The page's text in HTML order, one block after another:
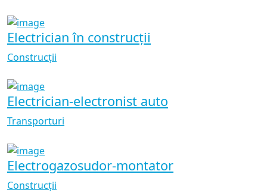
Electrician în construcții
Construcții
Electrician-electronist auto
Transporturi
Electrogazosudor-montator
Construcții